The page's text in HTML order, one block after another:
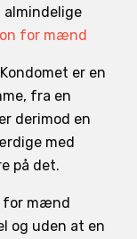
almindelige
for mænd
er en
fra en
derimod en
med
på det.
for mænd
og uden at en